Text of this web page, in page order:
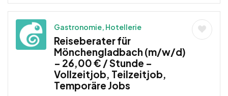
Gastronomie, Hotellerie
Reiseberater für
Mönchengladbach (m/w/d)
– 26,00 € / Stunde –
Vollzeitjob, Teilzeitjob,
Temporäre Jobs